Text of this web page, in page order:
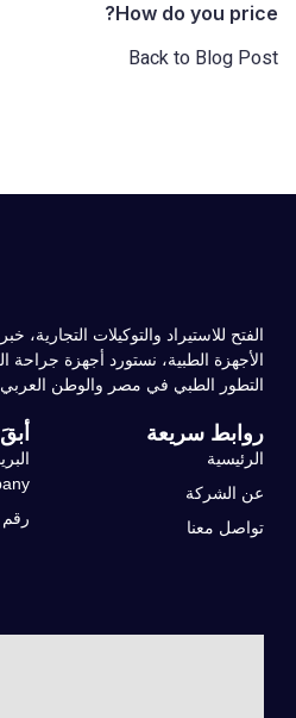
How do you
Back to
الفتح
الطبية، نستورد أجهزة جراحة العيون
الطبي في مصر والوطن العربي.
سريعة
معنا
أبقَ على
البريد
رقم الهاتف: +20552340201